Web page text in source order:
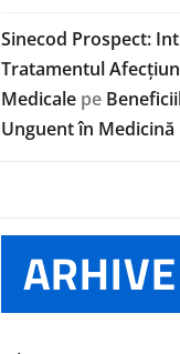
Sinecod Prospect:
Tratamentul
Medicale pe
Unguent în Medicină
ARHIVE